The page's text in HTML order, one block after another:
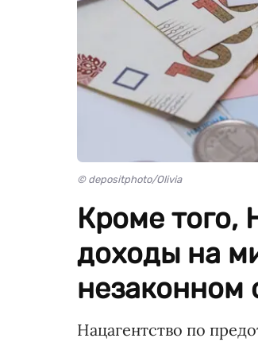
© depositphoto/Olivia
Кроме того,
доходы на
незаконном
Нацагентство по